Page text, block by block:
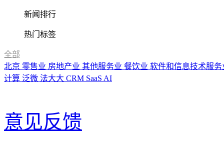
新闻排行
热门标签
全部
北京 零售业 房地产业 其他服务业 餐饮业 软件和信息技术服
计算 泛微 法大大 CRM SaaS AI
意见反馈